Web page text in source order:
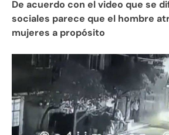
De acuerdo con el video que se
sociales parece que el hombre
mujeres a propósito